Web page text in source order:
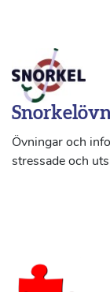
Övningar och
stressade och